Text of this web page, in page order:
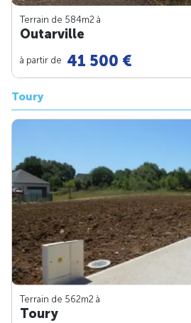
Terrain de 584m2 à
Outarville
à partir de 41 500 €
Toury
Terrain de 562m2 à
Toury